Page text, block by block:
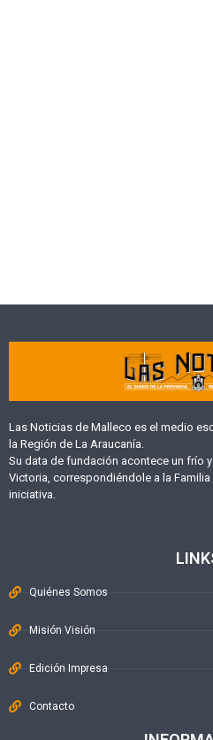
Las Noticias de Malleco es el medio
la Región de La Araucanía.
Su data de fundación acontece un frío
Victoria, correspondiéndole a la
iniciativa.
Quiénes Somos
Misión Visión
Edición Impresa
Contacto